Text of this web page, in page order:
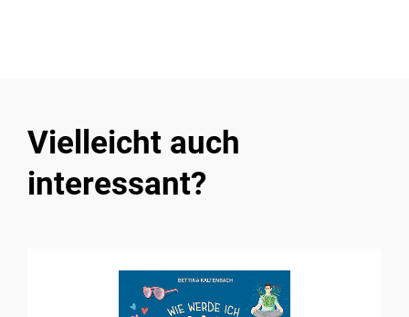
Vielleicht auch
interessant?